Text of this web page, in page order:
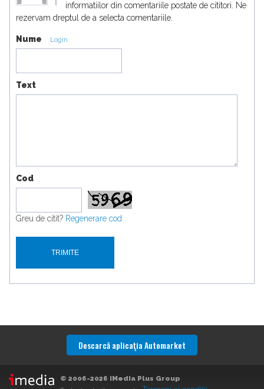
informatiilor din comentariile postate de cititori. Ne
rezervam dreptul de a selecta comentariile.
Nume Login
Text
Cod
Greu de citit? Regenerare cod
Descarcă aplicaţia Automarket
© 2006-2026 iMedia Plus Group.